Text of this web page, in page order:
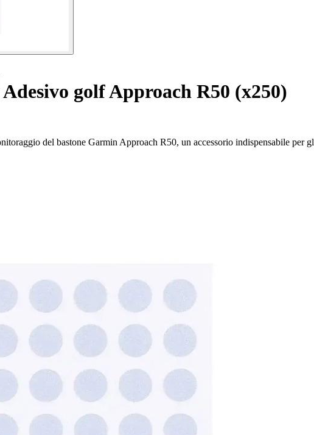
Adesivo golf Approach R50 (x250)
del bastone Garmin Approach R50, un accessorio indispensabile per